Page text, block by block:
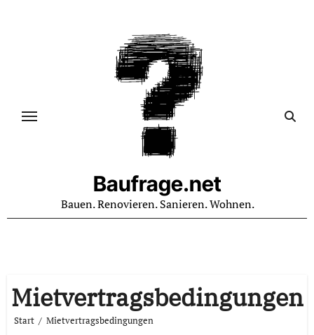
Baufrage.net
Bauen. Renovieren. Sanieren. Wohnen.
Mietvertragsbedingungen
Start Mietvertragsbedingungen